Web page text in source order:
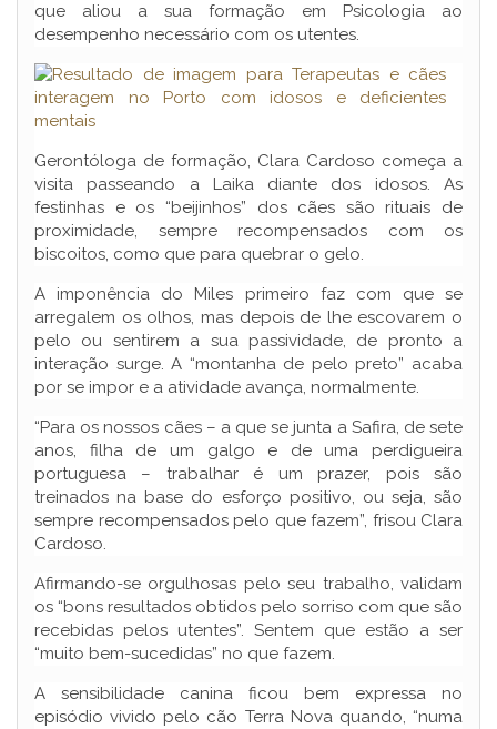
que aliou a sua formação em Psicologia ao
desempenho necessário com os utentes.
Gerontóloga de formação, Clara Cardoso começa a
visita passeando a Laika diante dos idosos. As
festinhas e os “beijinhos” dos cães são rituais de
proximidade, sempre recompensados com os
biscoitos, como que para quebrar o gelo.
A imponência do Miles primeiro faz com que se
arregalem os olhos, mas depois de lhe escovarem o
pelo ou sentirem a sua passividade, de pronto a
interação surge. A “montanha de pelo preto” acaba
por se impor e a atividade avança, normalmente.
“Para os nossos cães – a que se junta a Safira, de sete
anos, filha de um galgo e de uma perdigueira
portuguesa – trabalhar é um prazer, pois são
treinados na base do esforço positivo, ou seja, são
sempre recompensados pelo que fazem”, frisou Clara
Cardoso.
Afirmando-se orgulhosas pelo seu trabalho, validam
os “bons resultados obtidos pelo sorriso com que são
recebidas pelos utentes”. Sentem que estão a ser
“muito bem-sucedidas” no que fazem.
A sensibilidade canina ficou bem expressa no
episódio vivido pelo cão Terra Nova quando, “numa